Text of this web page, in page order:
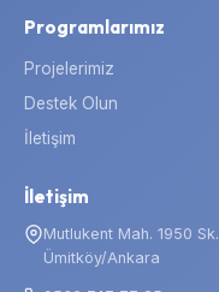
Programlarımız
Projelerimiz
Destek Olun
İletişim
İletişim
Mutlukent Mah. 1950
Ümitköy/Ankara